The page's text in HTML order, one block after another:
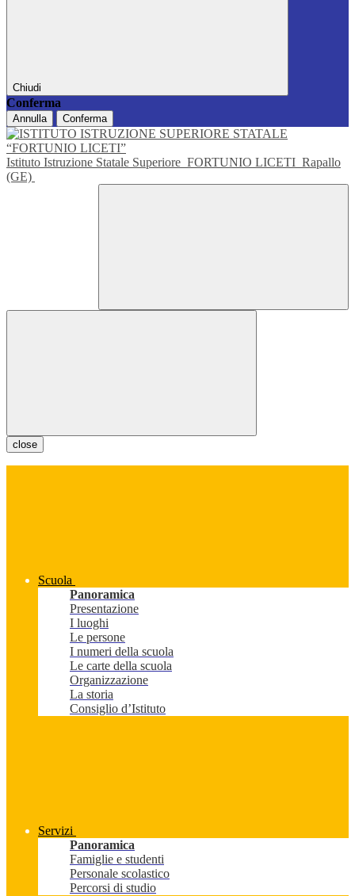
Chiudi
Conferma
Annulla Conferma
Istituto Istruzione Statale Superiore FORTUNIO LICETI Rapallo
(GE)
close
Scuola
Panoramica
Presentazione
I luoghi
Le persone
I numeri della scuola
Le carte della scuola
Organizzazione
La storia
Consiglio d’Istituto
Servizi
Panoramica
Famiglie e studenti
Personale scolastico
Percorsi di studio